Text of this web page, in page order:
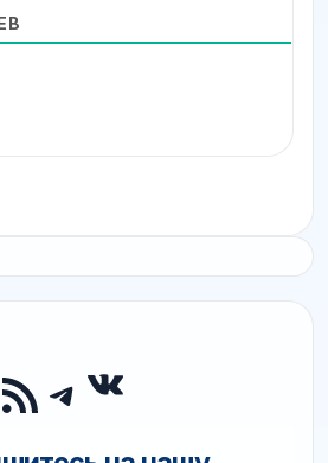
RSS-лента
Telegram
ВКонтакте